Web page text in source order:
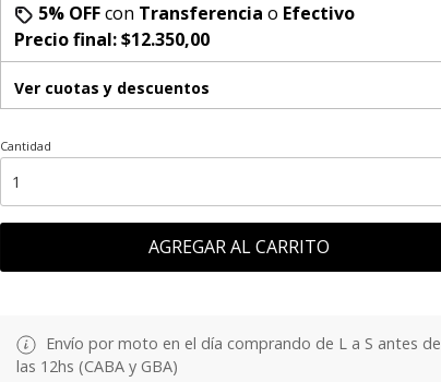
5% OFFcon Transferencia o Efectivo
Precio final:$12.350,00
Ver cuotas y descuentos
Cantidad
AGREGAR AL CARRITO
Envío por moto en el día comprando de L a S antes de
las 12hs (CABA y GBA)